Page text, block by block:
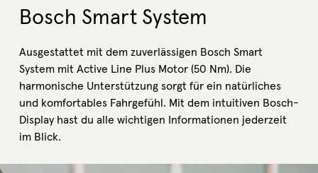
Bosch Smart System
Ausgestattet mit dem zuverlässigen Bosch Smart
System mit Active Line Plus Motor (50 Nm). Die
harmonische Unterstützung sorgt für ein natürliches
und komfortables Fahrgefühl. Mit dem intuitiven Bosch-
Display hast du alle wichtigen Informationen jederzeit
im Blick.